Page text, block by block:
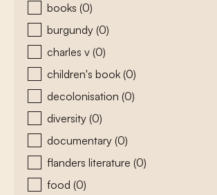
books (0)
burgundy (0)
charles v (0)
children's book (0)
decolonisation (0)
diversity (0)
documentary (0)
flanders literature (0)
food (0)